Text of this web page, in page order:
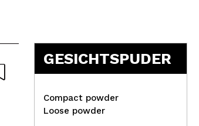
GESICHTSPUDER
Compact powder
Loose powder